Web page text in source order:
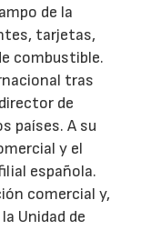
de la
tarjetas,
combustible.
tras
de
países. A su
y el
española.
comercial y,
Unidad de